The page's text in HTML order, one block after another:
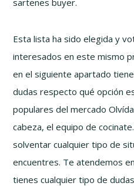
Esta lista ha sido elegida y
interesados en este mismo
en el siguiente apartado
dudas respecto qué opción
populares del mercado
cabeza, el equipo de
solventar cualquier tipo de
encuentres. Te atendemos
tienes cualquier tipo de